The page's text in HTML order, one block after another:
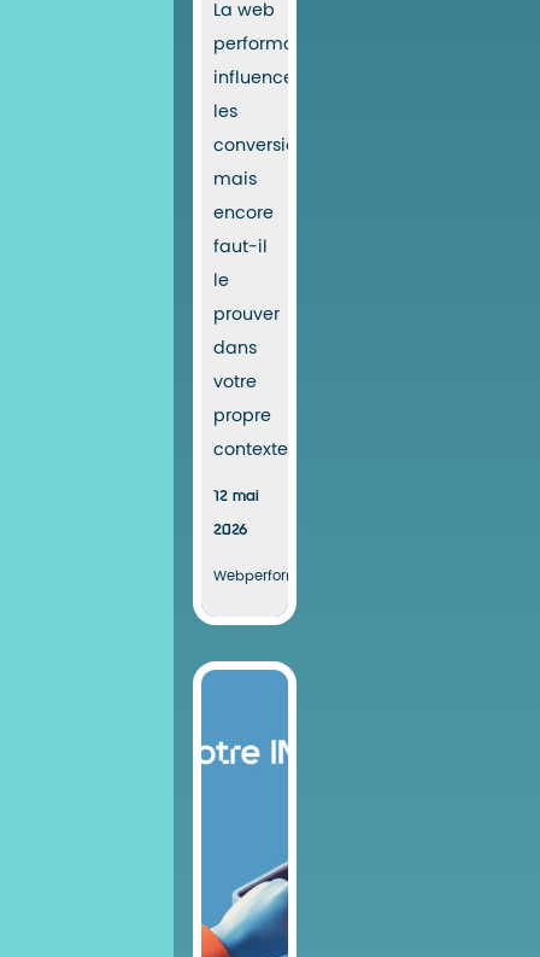
La web
performance
influence
les
conversions,
mais
encore
faut-il
le
prouver
dans
votre
propre
contexte....
12 mai
2026
Webperformance